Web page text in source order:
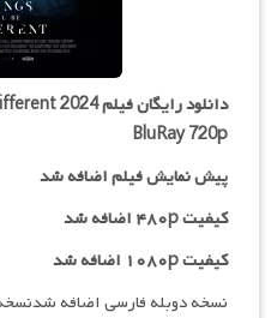
دانلود رایگان فیلم2024
BluRay 720p
پیش نمایش فیلم اضافه شد
کیفیت ۴۸۰p اضافه شد
کیفیت ۱۰۸۰p اضافه شد
نسخه دوبله فارسی اضافه